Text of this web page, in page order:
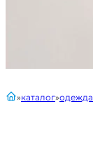
главнаякаталог одежда